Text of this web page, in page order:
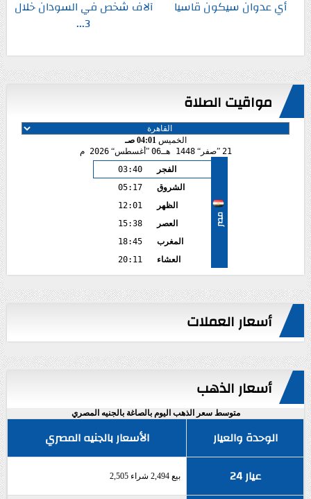
أي عدوان سيكون قاسيا
آلاف شخص في السودان خلال
3...
مواقيت الصلاة
الخميس04:01 صـ
21
صفر 1448 هـ 06 أغسطس 2026 م
مصر
الفجر
03:40
الشروق
05:17
الظهر
12:01
العصر
15:38
المغرب
18:45
العشاء
20:11
أسعار العملات
أسعار الذهب
متوسط سعر الذهب اليوم بالصاغة بالجنيه المصري
الوحدة والعيار
الأسعار بالجنيه المصري
عيار 24
بيع 2,494 شراء 2,505